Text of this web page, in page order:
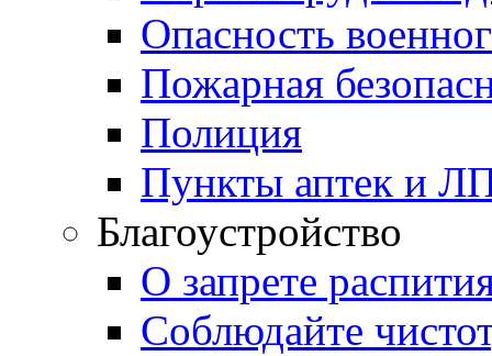
Опасность
Пожарная
Полиция
Пункты аптек и
Благоустройство
О запрете
Соблюдайте